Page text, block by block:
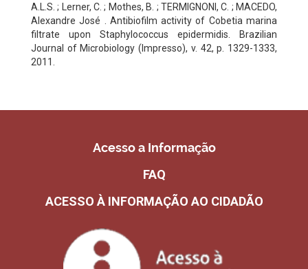
A.L.S. ; Lerner, C. ; Mothes, B. ; TERMIGNONI, C. ; MACEDO,
Alexandre José . Antibiofilm activity of Cobetia marina
filtrate upon Staphylococcus epidermidis. Brazilian
Journal of Microbiology (Impresso), v. 42, p. 1329-1333,
2011.
Acesso a Informação
FAQ
ACESSO À INFORMAÇÃO AO CIDADÃO